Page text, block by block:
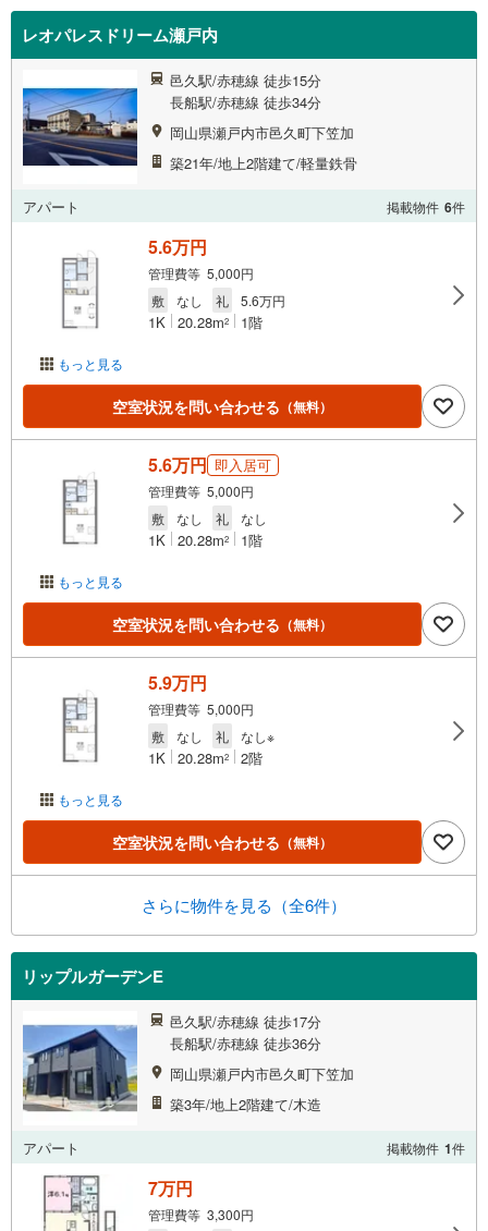
レオパレスドリーム瀬戸内
邑久駅/赤穂線 徒歩15分
長船駅/赤穂線 徒歩34分
岡山県瀬戸内市邑久町下笠加
築21年/地上2階建て/軽量鉄骨
アパート 掲載物件 6件
もっと見る
5.6万円
管理費等 5,000円
敷
なし 礼 5.6万円
1K 20.28m2 1階
空室状況を問い合わせる （無料）
もっと見る
5.6万円 即入居可
管理費等 5,000円
敷
なし 礼 なし
1K 20.28m2 1階
空室状況を問い合わせる （無料）
もっと見る
5.9万円
管理費等 5,000円
敷
なし 礼 なし※
1K 20.28m2 2階
空室状況を問い合わせる （無料）
さらに物件を見る（全6件）
リップルガーデンE
邑久駅/赤穂線 徒歩17分
長船駅/赤穂線 徒歩36分
岡山県瀬戸内市邑久町下笠加
築3年/地上2階建て/木造
アパート 掲載物件 1件
7万円
管理費等 3,300円